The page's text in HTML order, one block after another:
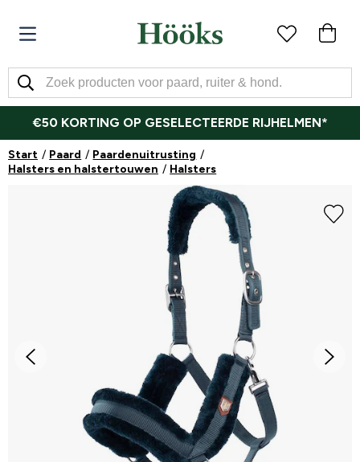
€50 KORTING OP GESELECTEERDE RIJHELMEN*
Start Paard
Paardenuitrusting
Halsters en halstertouwen
Halsters